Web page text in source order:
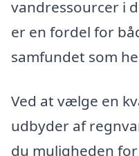
vandressourcer i
er en fordel for
samfundet som
Ved at vælge en
udbyder af
du muligheden